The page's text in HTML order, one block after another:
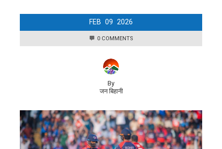
FEB 09 2026
0 COMMENTS
By
जन बिहानी